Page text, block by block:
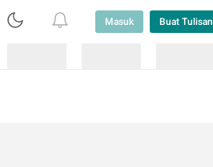
Masuk Buat Tulisan